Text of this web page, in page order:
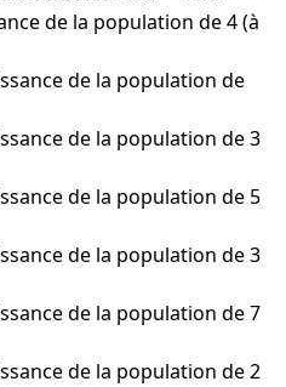
de la population de 4 (à
de la population de
de la population de 3
de la population de 5
de la population de 3
de la population de 7
de la population de 2